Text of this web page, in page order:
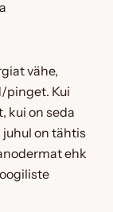
vähe,
pinget. Kui
kui on seda
on tähtis
ehk